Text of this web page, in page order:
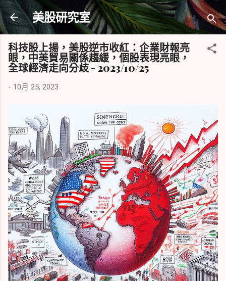
跳到主要內容
美股研究室
科技股上揚，美股逆市收紅：企業財報亮
眼，中美貿易關係趨緩，個股表現亮眼，
全球經濟走向分歧 - 2023/10/25
- 10月 25, 2023